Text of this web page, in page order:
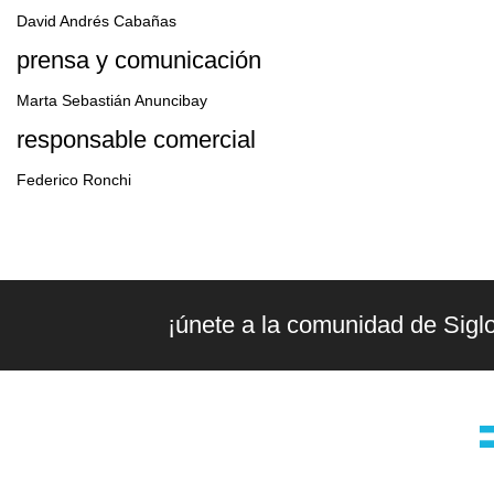
David Andrés Cabañas
prensa y comunicación
Marta Sebastián Anuncibay
responsable comercial
Federico Ronchi
¡únete a la comunidad de